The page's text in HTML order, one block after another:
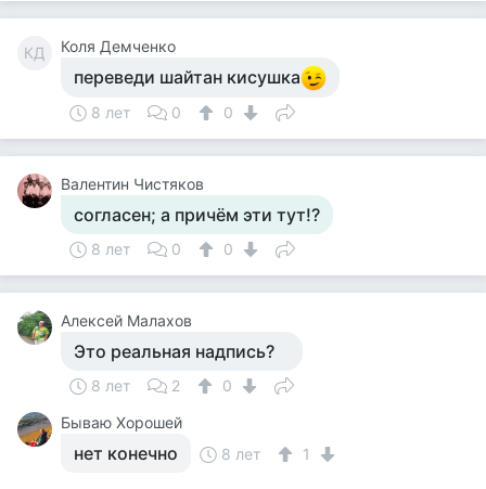
КД Коля Демченко
переведи шайтан кисушка
8 лет 0 0
Валентин Чистяков
согласен; а причём эти тут!?
8 лет 0 0
Алексей Малахов
Это реальная надпись?
8 лет 2
0
Бываю Хорошей
нет конечно 8 лет 1